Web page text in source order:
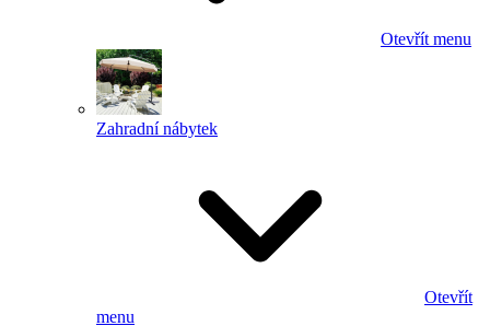
Otevřít menu
Zahradní nábytek
Otevřít
menu